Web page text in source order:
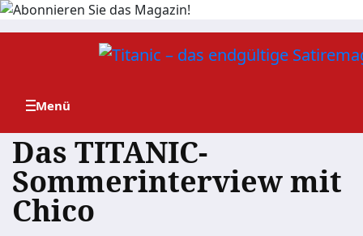
Zum
Das TITANIC-
Sommerinterview mit
Chico